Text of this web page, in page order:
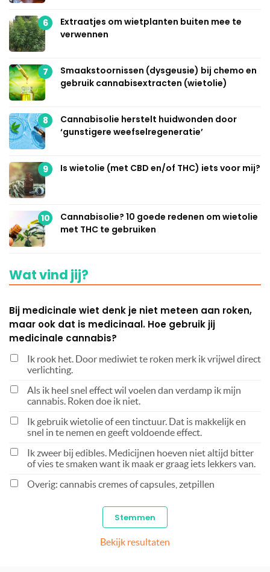
6
Extraatjes om wietplanten buiten mee te
verwennen
7
Smaakstoornissen (dysgeusie) bij chemo en
gebruik cannabisextracten (wietolie)
8
Cannabisolie herstelt huidwonden door
‘gunstigere weefselregeneratie’
9 Is wietolie (met CBD en/of THC) iets voor mij?
10
Cannabisolie? 10 goede redenen om wietolie
met THC te gebruiken
Wat vind jij?
Bij medicinale wiet denk je niet meteen aan roken,
maar ook dat is medicinaal. Hoe gebruik jij
medicinale cannabis?
Ik rook het. Door mediwiet te roken merk ik vrijwel direct
verlichting.
Als ik heel snel effect wil voelen dan verdamp ik mijn
cannabis. Roken doe ik niet.
Ik gebruik wietolie of een tinctuur. Dat is makkelijk en
snel in te nemen en geeft voldoende effect.
Ik zweer bij edibles. Medicijnen hoeven niet altijd bitter
of vies te smaken want ik maak er graag iets lekkers van.
Overig: cannabis cremes of capsules, zetpillen
Bekijk resultaten